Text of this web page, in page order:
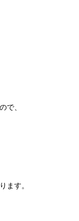
で、
ます。